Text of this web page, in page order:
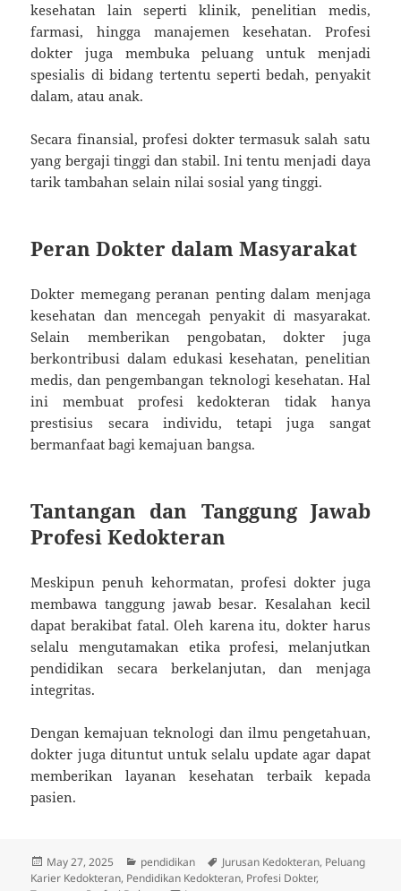
kesehatan lain seperti klinik, penelitian medis,
farmasi, hingga manajemen kesehatan. Profesi
dokter juga membuka peluang untuk menjadi
spesialis di bidang tertentu seperti bedah, penyakit
dalam, atau anak.
Secara finansial, profesi dokter termasuk salah satu
yang bergaji tinggi dan stabil. Ini tentu menjadi daya
tarik tambahan selain nilai sosial yang tinggi.
Peran Dokter dalam Masyarakat
Dokter memegang peranan penting dalam menjaga
kesehatan dan mencegah penyakit di masyarakat.
Selain memberikan pengobatan, dokter juga
berkontribusi dalam edukasi kesehatan, penelitian
medis, dan pengembangan teknologi kesehatan. Hal
ini membuat profesi kedokteran tidak hanya
prestisius secara individu, tetapi juga sangat
bermanfaat bagi kemajuan bangsa.
Tantangan dan Tanggung Jawab
Profesi Kedokteran
Meskipun penuh kehormatan, profesi dokter juga
membawa tanggung jawab besar. Kesalahan kecil
dapat berakibat fatal. Oleh karena itu, dokter harus
selalu mengutamakan etika profesi, melanjutkan
pendidikan secara berkelanjutan, dan menjaga
integritas.
Dengan kemajuan teknologi dan ilmu pengetahuan,
dokter juga dituntut untuk selalu update agar dapat
memberikan layanan kesehatan terbaik kepada
pasien.
Posted
on
May 27, 2025 Categories
pendidikan Tags
Jurusan Kedokteran, Peluang
Karier Kedokteran, Pendidikan Kedokteran, Profesi Dokter,